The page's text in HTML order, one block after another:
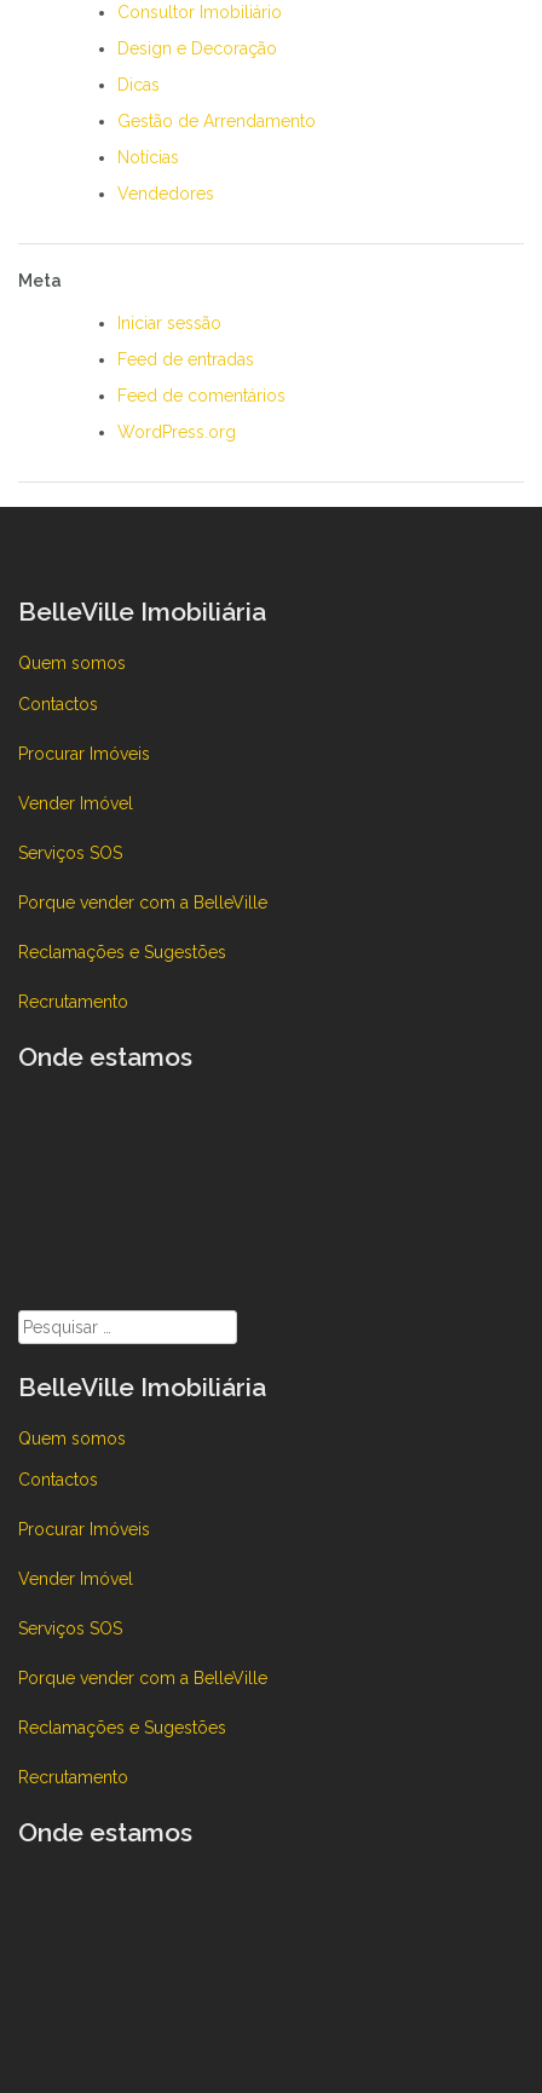
Consultor Imobiliário
Design e Decoração
Dicas
Gestão de Arrendamento
Notícias
Vendedores
Meta
Iniciar sessão
Feed de entradas
Feed de comentários
WordPress.org
BelleVille Imobiliária
Quem somos
Contactos
Procurar Imóveis
Vender Imóvel
Serviços SOS
Porque vender com a BelleVille
Reclamações e Sugestões
Recrutamento
Onde estamos
Pesquisar
por:
BelleVille Imobiliária
Quem somos
Contactos
Procurar Imóveis
Vender Imóvel
Serviços SOS
Porque vender com a BelleVille
Reclamações e Sugestões
Recrutamento
Onde estamos